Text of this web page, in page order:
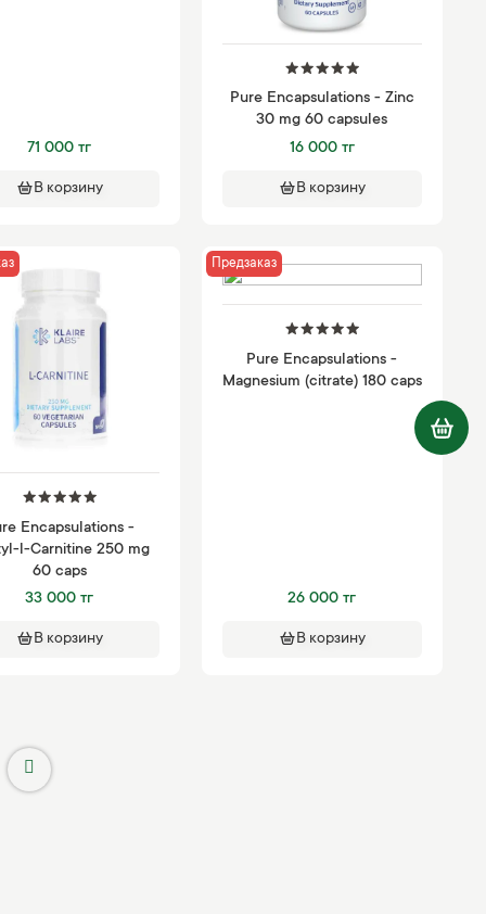
71 000 тг
В корзину
Pure Encapsulations - Zinc
30 mg 60 capsules
16 000 тг
В корзину
Encapsulations -
l-Carnitine 250 mg
60 caps
33 000 тг
В корзину
Предзаказ
Pure Encapsulations -
Magnesium (citrate) 180 caps
26 000 тг
В корзину